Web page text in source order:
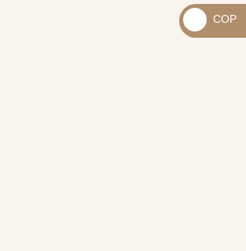
_
USD
_
COP